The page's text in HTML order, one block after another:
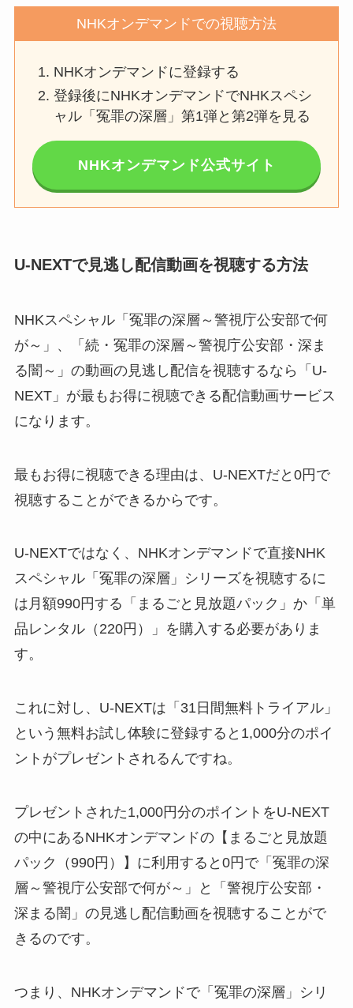
NHKオンデマンドでの視聴方法
NHKオンデマンドに登録する
登録後にNHKオンデマンドでNHKスペシ
ャル「冤罪の深層」第1弾と第2弾を見る
NHKオンデマンド公式サイト
U-NEXTで見逃し配信動画を視聴する方法
NHKスペシャル「冤罪の深層～警視庁公安部で何
が～」、「続・冤罪の深層～警視庁公安部・深ま
る闇～」の動画の見逃し配信を視聴するなら「U-
NEXT」が最もお得に視聴できる配信動画サービス
になります。
最もお得に視聴できる理由は、U-NEXTだと0円で
視聴することができるからです。
U-NEXTではなく、NHKオンデマンドで直接NHK
スペシャル「冤罪の深層」シリーズを視聴するに
は月額990円する「まるごと見放題パック」か「単
品レンタル（220円）」を購入する必要がありま
す。
これに対し、U-NEXTは「31日間無料トライアル」
という無料お試し体験に登録すると1,000分のポイ
ントがプレゼントされるんですね。
プレゼントされた1,000円分のポイントをU-NEXT
の中にあるNHKオンデマンドの【まるごと見放題
パック（990円）】に利用すると0円で「冤罪の深
層～警視庁公安部で何が～」と「警視庁公安部・
深まる闇」の見逃し配信動画を視聴することがで
きるのです。
つまり、NHKオンデマンドで「冤罪の深層」シリ